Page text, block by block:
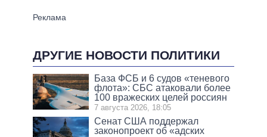
ДРУГИЕ НОВОСТИ ПОЛИТИКИ
База ФСБ и 6 судов «теневого
флота»: СБС атаковали более
100 вражеских целей россиян
7 августа 2026, 18:05
Сенат США поддержал
законопроект об «адских